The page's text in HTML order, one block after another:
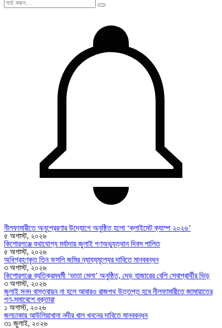
নীলফামারীতে অনুপ্রেরণার উদ্যোগে অনুষ্ঠিত হলো ‘ক্লাইমেট ক্যাম্প ২০২৬’
৫ অগাস্ট, ২০২৬
কিশোরগঞ্জে যথাযোগ্য মর্যাদায় জুলাই গণঅভ্যুত্থান দিবস পালিত
৫ অগাস্ট, ২০২৬
অধিগ্রহণকৃত তিন ফসলি জমির ন্যায্যমূল্যের দাবিতে মানববন্ধন
৩ অগাস্ট, ২০২৬
কিশোরগঞ্জে ব্যতিক্রমধর্মী ‘ভাতা মেলা’ অনুষ্ঠিত, দেড় হাজারের বেশি সেবাপ্রার্থীর ভিড়
৩ অগাস্ট, ২০২৬
জুলাই সনদ বাস্তবায়ন না হলে আবারও রাজপথ উত্তপ্ত হবে নীলফামারীতে জামায়াতের
গণ-সমাবেশে বক্তারা
১ অগাস্ট, ২০২৬
জলঢাকায় আউলিয়াখানা নদীর খাল খননের দাবিতে মানববন্ধন
৩১ জুলাই, ২০২৬